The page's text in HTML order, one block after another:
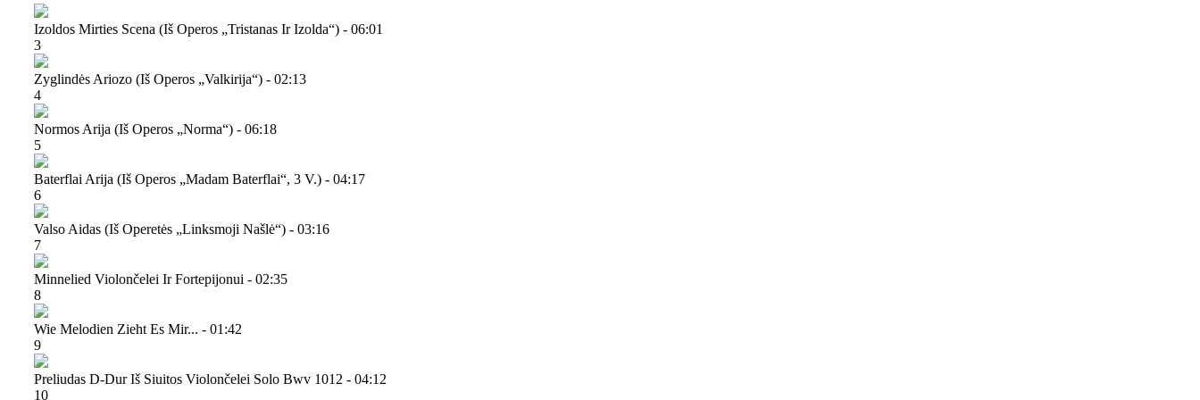
Izoldos Mirties Scena (iš Operos „tristanas Ir Izolda“) - 06:01
3
Zyglindės Ariozo (iš Operos „valkirija“) - 02:13
4
Normos Arija (iš Operos „norma“) - 06:18
5
Baterflai Arija (iš Operos „madam Baterflai“, 3 V.) - 04:17
6
Valso Aidas (iš Operetės „linksmoji Našlė“) - 03:16
7
Minnelied Violončelei Ir Fortepijonui - 02:35
8
Wie Melodien Zieht Es Mir... - 01:42
9
Preliudas D-Dur Iš Siuitos Violončelei Solo Bwv 1012 - 04:12
10